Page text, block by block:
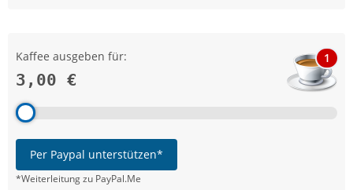
Kaffee ausgeben für:
3,00 €
1
Per Paypal unterstützen*
*Weiterleitung zu PayPal.Me